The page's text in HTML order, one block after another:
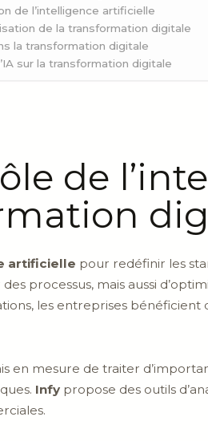
de l’intelligence artificielle
de la transformation digitale
la transformation digitale
sur la transformation digitale
de
artificielle pour redéfinir les
processus, mais aussi
les entreprises
en mesure de traiter
Infy propose des outils